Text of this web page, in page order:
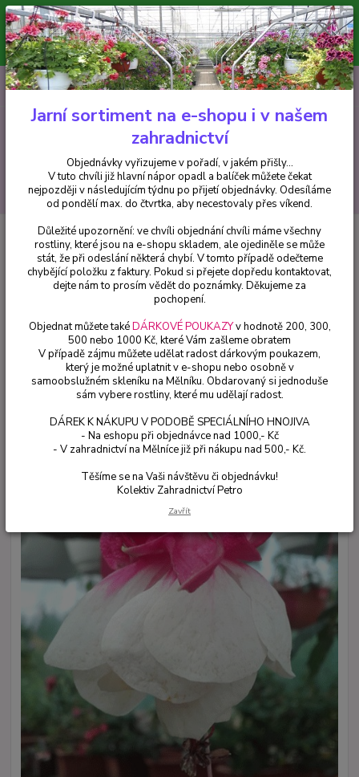
Minimální hodnota pro odeslání z e-shopu je 300 Kč.
V tuto chvíli již hlavní nápor objednávek opadl a balíček můžete čekat
nejpozději v následujícím týdnu po přijetí objednávky. Objednávky
vyřizujeme v pořadí, v jakém přišly...
CZK
Hledat
+420 602 223 614 0ks
za0 Kč
Fuchsie Sissi Proll 1151F
Sissi Proll 1151F
Jarní sortiment na e-shopu i v našem
zahradnictví
Objednávky vyřizujeme v pořadí, v jakém přišly...
V tuto chvíli již hlavní nápor opadl a balíček můžete čekat
nejpozději v následujícím týdnu po přijetí objednávky. Odesíláme
od pondělí max. do čtvrtka, aby necestovaly přes víkend.
Důležité upozornění: ve chvíli objednání chvíli máme všechny
rostliny, které jsou na e-shopu skladem, ale ojediněle se může
stát, že při odeslání některá chybí. V tomto případě odečteme
chybějící položku z faktury. Pokud si přejete dopředu kontaktovat,
dejte nám to prosím vědět do poznámky. Děkujeme za
pochopení.
Objednat můžete takéDÁRKOVÉ POUKAZYv hodnotě 200, 300,
500 nebo 1000 Kč, které Vám zašleme obratem
V případě zájmu můžete udělat radost dárkovým poukazem,
který je možné uplatnit v e-shopu nebo osobně v
samoobslužném skleníku na Mělníku. Obdarovaný si jednoduše
sám vybere rostliny, které mu udělají radost.
DÁREK K NÁKUPU V PODOBĚ SPECIÁLNÍHO HNOJIVA
- Na eshopu při objednávce nad 1000,- Kč
- V zahradnictví na Mělníce již při nákupu nad 500,- Kč.
Těšíme se na Vaši návštěvu či objednávku!
Kolektiv Zahradnictví Petro
Zavřít